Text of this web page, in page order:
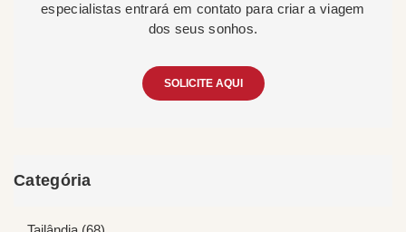
especialistas entrará em contato para criar a viagem
dos seus sonhos.
SOLICITE AQUI
Categória